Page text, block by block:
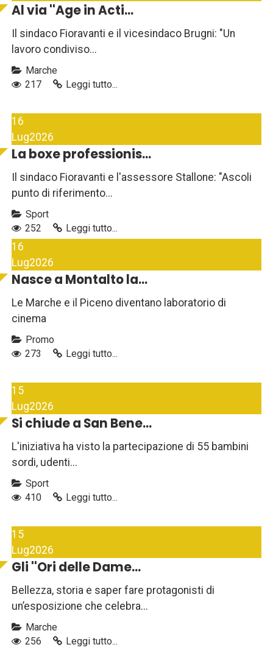
Al via ''Age in Acti...
Il sindaco Fioravanti e il vicesindaco Brugni: "Un
lavoro condiviso...
Marche
217
Leggi tutto...
16
Lug2026
La boxe professionis...
Il sindaco Fioravanti e l'assessore Stallone: "Ascoli
punto di riferimento...
Sport
252
Leggi tutto...
16
Lug2026
Nasce a Montalto la...
Le Marche e il Piceno diventano laboratorio di
cinema
Promo
273
Leggi tutto...
15
Lug2026
Si chiude a San Bene...
L'iniziativa ha visto la partecipazione di 55 bambini
sordi, udenti...
Sport
410
Leggi tutto...
15
Lug2026
Gli ''Ori delle Dame...
Bellezza, storia e saper fare protagonisti di
un’esposizione che celebra...
Marche
256
Leggi tutto...